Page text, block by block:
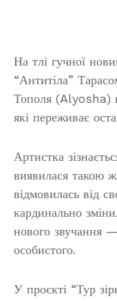
На тлі гучної
“Антитіла”
Тополя (Alyosha)
які переживає
Артистка
виявилася такою
відмовилась від
кардинально
нового звучання
особистого.
У проєкті “Тур